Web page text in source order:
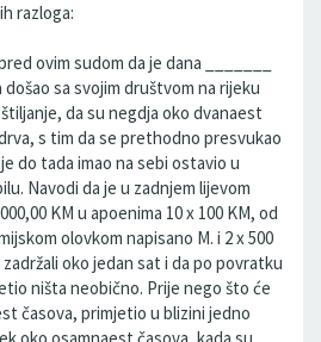
razloga:
ovim sudom da je dana _______
sa svojim društvom na rijeku
da su negdja oko dvanaest
s tim da se prethodno presvukao
do tada imao na sebi ostavio u
Navodi da je u zadnjem lijevom
KM u apoenima 10 x 100 KM, od
olovkom napisano M. i 2 x 500
oko jedan sat i da po povratku
ništa neobično. Prije nego što će
časova, primjetio u blizini jedno